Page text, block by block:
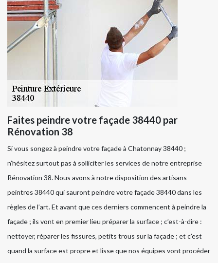
Faites peindre votre façade 38440 par
Rénovation 38
Si vous songez à peindre votre façade à Chatonnay 38440 ;
n’hésitez surtout pas à solliciter les services de notre entreprise
Rénovation 38. Nous avons à notre disposition des artisans
peintres 38440 qui sauront peindre votre façade 38440 dans les
règles de l’art. Et avant que ces derniers commencent à peindre la
façade ; ils vont en premier lieu préparer la surface ; c’est-à-dire :
nettoyer, réparer les fissures, petits trous sur la façade ; et c’est
quand la surface est propre et lisse que nos équipes vont procéder